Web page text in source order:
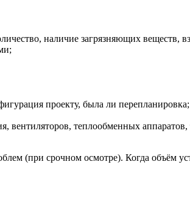
наличие загрязняющих веществ,
проекту, была ли перепланировка;
вентиляторов, теплообменных
(при срочном осмотре). Когда объём